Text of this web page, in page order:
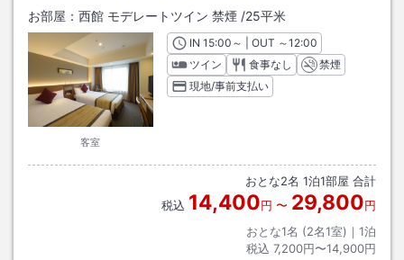
お部屋： 西館 モデレートツイン 禁煙 /25平米
客室
INチェックイン
15:00 ～ | OUT チェックアウト
～12:00
ツイン
食事なし
禁煙
現地/事前支払い
おとな2名 1泊1部屋 合計
税込 14,400円 〜 29,800円
おとな1名 (2名1室)｜ 1泊
税込 7,200円〜14,900円